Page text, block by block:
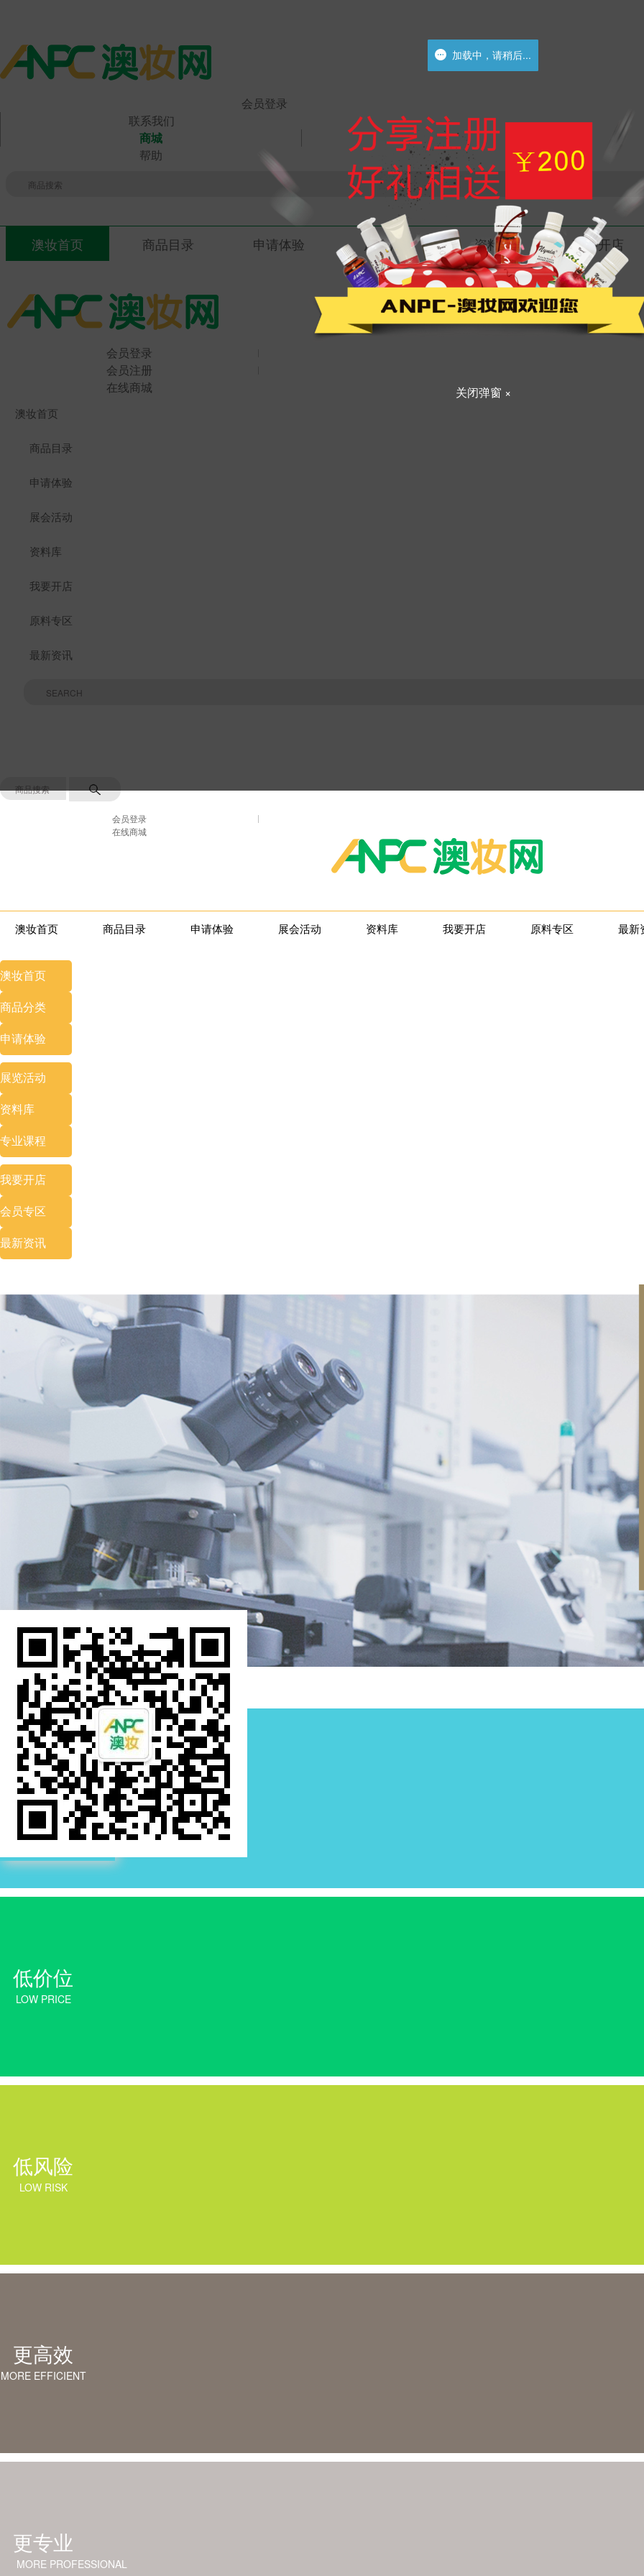
会员登录
联系我们
商城
帮助
澳妆首页 商品目录 申请体验 展会活动 资料库 我要开店
会员登录
会员注册
在线商城
澳妆首页
商品目录
申请体验
展会活动
资料库
我要开店
原料专区
最新资讯
会员登录
在线商城
澳妆首页 商品目录 申请体验 展会活动 资料库 我要开店 原料专区 最新
澳妆首页
商品分类
申请体验
展览活动
资料库
专业课程
我要开店
会员专区
最新资讯
高品质
HIGH QUALITY
低价位
LOW PRICE
低风险
LOW RISK
更高效
MORE EFFICIENT
更专业
MORE PROFESSIONAL
关闭弹窗 ×
加载中，请稍后...
加载中，请稍后...